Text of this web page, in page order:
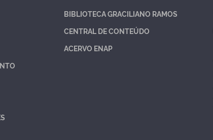
BIBLIOTECA GRACILIANO RAMOS
CENTRAL DE CONTEÚDO
ACERVO ENAP